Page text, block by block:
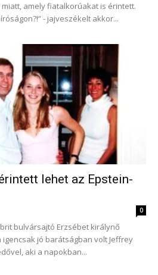
amely fiatalkorúakat is érintett.
- jajveszékelt akkor...
lehet az Epstein-
0
bulvársajtó Erzsébet királynő
jó barátságban volt Jeffrey
aki a napokban...